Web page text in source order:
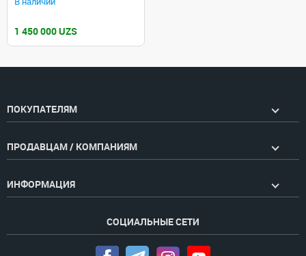
1 450 000 UZS
ПОКУПАТЕЛЯМ
ПРОДАВЦАМ / КОМПАНИЯМ
ИНФОРМАЦИЯ
СОЦИАЛЬНЫЕ СЕТИ